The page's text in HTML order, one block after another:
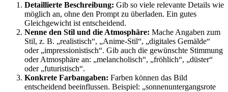
Detaillierte Beschreibung: Gib so viele relevante Details wie
möglich an, ohne den Prompt zu überladen. Ein gutes
Gleichgewicht ist entscheidend.
Nenne den Stil und die Atmosphäre: Mache Angaben zum
Stil, z. B. „realistisch“, „Anime-Stil“, „digitales Gemälde“
oder „impressionistisch“. Gib auch die gewünschte Stimmung
oder Atmosphäre an: „melancholisch“, „fröhlich“, „düster“
oder „futuristisch“.
Konkrete Farbangaben: Farben können das Bild
entscheidend beeinflussen. Beispiel: „sonnenuntergangsrote